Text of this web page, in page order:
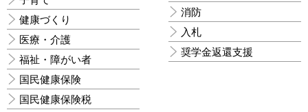
健康づくり
医療・介護
福祉・障がい者
国民健康保険
国民健康保険税
消防
入札
奨学金返還支援